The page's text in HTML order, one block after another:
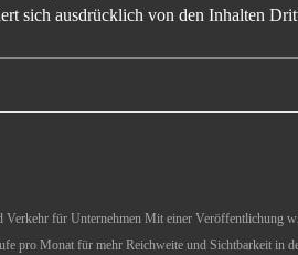
sich ausdrücklich von den Inhalten
Verkehr für Unternehmen Mit einer Veröffentlichung
pro Monat für mehr Reichweite und Sichtbarkeit in